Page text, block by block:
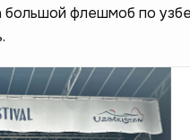
флешмоб по